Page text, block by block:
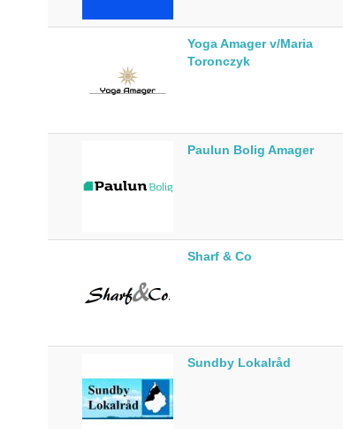
Yoga Amager v/Maria
Toronczyk
Paulun Bolig Amager
Sharf & Co
Sundby Lokalråd